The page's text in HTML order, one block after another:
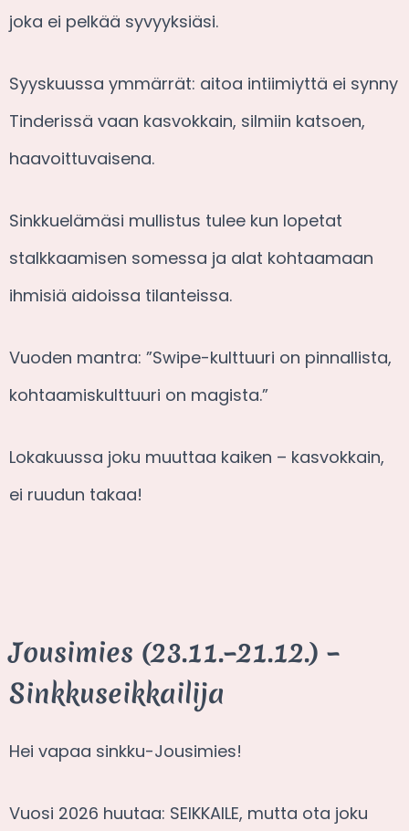
joka ei pelkää syvyyksiäsi.
Syyskuussa ymmärrät: aitoa intiimiyttä ei synny
Tinderissä vaan kasvokkain, silmiin katsoen,
haavoittuvaisena.
Sinkkuelämäsi mullistus tulee kun lopetat
stalkkaamisen somessa ja alat kohtaamaan
ihmisiä aidoissa tilanteissa.
Vuoden mantra: ”Swipe-kulttuuri on pinnallista,
kohtaamiskulttuuri on magista.”
Lokakuussa joku muuttaa kaiken – kasvokkain,
ei ruudun takaa!
Jousimies (23.11.–21.12.) –
Sinkkuseikkailija
Hei vapaa sinkku-Jousimies!
Vuosi 2026 huutaa: SEIKKAILE, mutta ota joku